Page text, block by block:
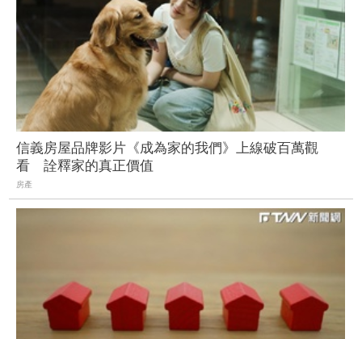
信義房屋品牌影片《成為家的我們》上線破百萬觀
看 詮釋家的真正價值
房產